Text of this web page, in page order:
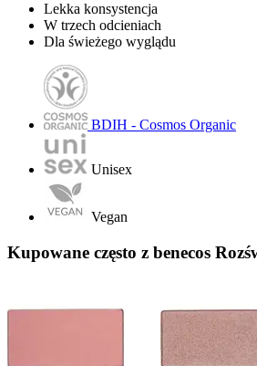
Lekka konsystencja
W trzech odcieniach
Dla świeżego wyglądu
BDIH - Cosmos Organic
Unisex
Vegan
Kupowane często z benecos